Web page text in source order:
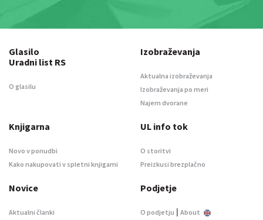
Glasilo
Uradni list RS
O glasilu
Izobraževanja
Aktualna izobraževanja
Izobraževanja po meri
Najem dvorane
Knjigarna
Novo v ponudbi
Kako nakupovati v spletni knjigarni
UL info tok
O storitvi
Preizkusi brezplačno
Novice
Aktualni članki
Podjetje
O podjetju | About